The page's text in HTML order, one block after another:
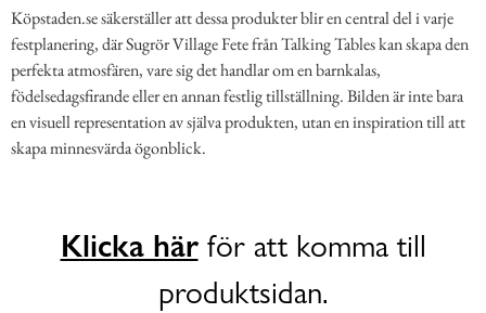
Köpstaden.se säkerställer att dessa produkter blir en central del i varje
festplanering, där Sugrör Village Fete från Talking Tables kan skapa den
perfekta atmosfären, vare sig det handlar om en barnkalas,
födelsedagsfirande eller en annan festlig tillställning. Bilden är inte bara
en visuell representation av själva produkten, utan en inspiration till att
skapa minnesvärda ögonblick.
Klicka härför att komma till
produktsidan.